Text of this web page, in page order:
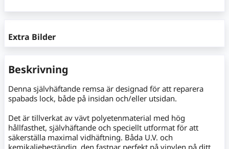
Extra Bilder
Beskrivning
Denna självhäftande remsa är designad för att reparera
spabads lock, både på insidan och/eller utsidan.
Det är tillverkat av vävt polyetenmaterial med hög
hållfasthet, självhäftande och speciellt utformat för att
säkerställa maximal vidhäftning. Båda U.V. och
kemikaliebeständig, den fastnar perfekt på vinylen på ditt